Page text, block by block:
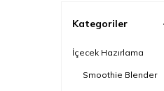
Kategoriler
İçecek Hazırlama
Smoothie Blender